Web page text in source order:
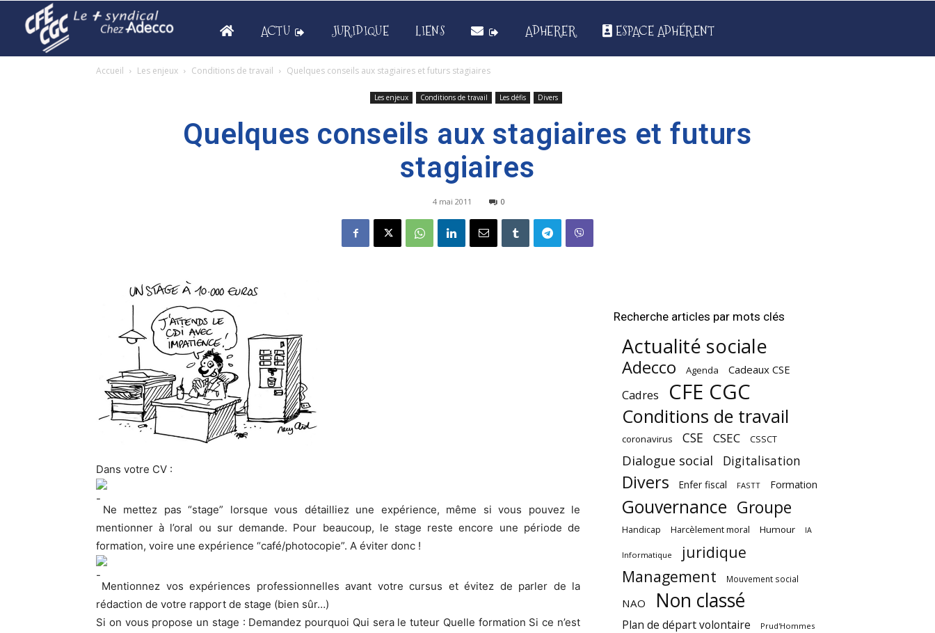
ACTU JURIDIQUE LIENS ADHERER ESPACE ADHÉRENT
Accueil Les enjeux Conditions de travail Quelques conseils aux stagiaires et futurs stagiaires
Les enjeux Conditions de travail Les défis Divers
Quelques conseils aux stagiaires et futurs
stagiaires
4 mai 2011 0
Dans votre CV :
Ne mettez pas “stage” lorsque vous détailliez une expérience, même si vous pouvez le
mentionner à l’oral ou sur demande. Pour beaucoup, le stage reste encore une période de
formation, voire une expérience “café/photocopie”. A éviter donc !
Mentionnez vos expériences professionnelles avant votre cursus et évitez de parler de la
rédaction de votre rapport de stage (bien sûr…)
Si on vous propose un stage : Demandez pourquoi Qui sera le tuteur Quelle formation Si ce n’est
Recherche articles par mots clés
Actualité sociale
Adecco Agenda Cadeaux CSE
Cadres CFE CGC
Conditions de travail
coronavirus CSE CSEC CSSCT
Dialogue social Digitalisation
Divers Enfer fiscal FASTT Formation
Gouvernance Groupe
Handicap Harcèlement moral Humour IA
Informatique
juridique
Management
Mouvement social
NAO Non classé
Plan de départ volontaire Prud'Hommes